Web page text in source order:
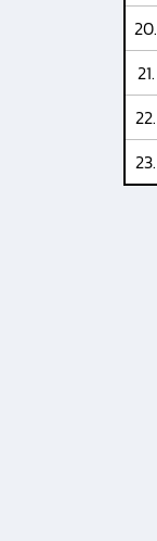
20.
21.
22.
23.